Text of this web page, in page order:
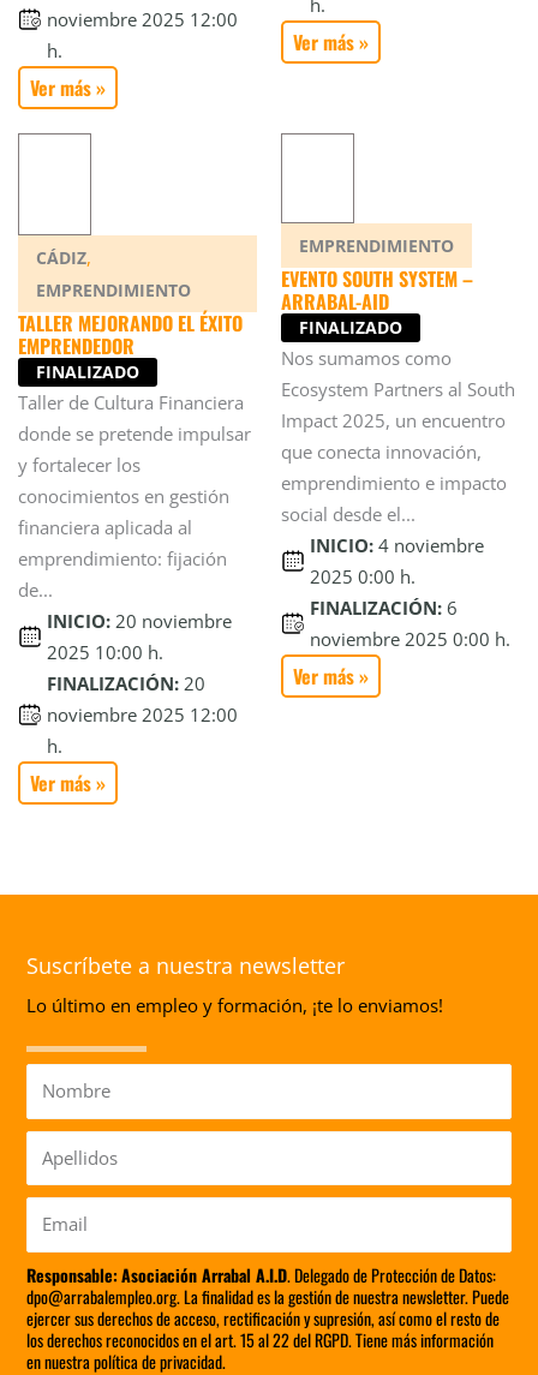
noviembre 2025 12:00
h.
Ver más »
Ver más »
CÁDIZ,
EMPRENDIMIENTO
TALLER MEJORANDO EL ÉXITO
EMPRENDEDOR
FINALIZADO
Taller de Cultura Financiera
donde se pretende impulsar
y fortalecer los
conocimientos en gestión
financiera aplicada al
emprendimiento: fijación
de...
INICIO: 20 noviembre
2025 10:00 h.
FINALIZACIÓN: 20
noviembre 2025 12:00
h.
Ver más »
EMPRENDIMIENTO
EVENTO SOUTH SYSTEM –
ARRABAL-AID
FINALIZADO
Nos sumamos como
Ecosystem Partners al South
Impact 2025, un encuentro
que conecta innovación,
emprendimiento e impacto
social desde el...
INICIO: 4 noviembre
2025 0:00 h.
FINALIZACIÓN: 6
noviembre 2025 0:00 h.
Ver más »
Suscríbete a nuestra newsletter
Lo último en empleo y formación, ¡te lo enviamos!
Nombre
Apellidos
Email
Responsable: Asociación Arrabal A.I.D. Delegado de Protección de Datos:
dpo@arrabalempleo.org. La finalidad es la gestión de nuestra newsletter. Puede
ejercer sus derechos de acceso, rectificación y supresión, así como el resto de
los derechos reconocidos en el art. 15 al 22 del RGPD. Tiene más información
en nuestra política de privacidad.